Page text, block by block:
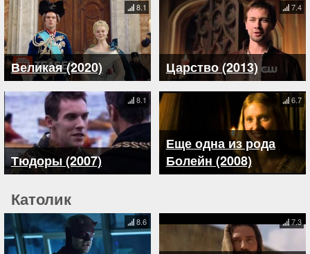
Великая (2020)
8.1
Царство (2013)
7.4
Тюдоры (2007)
8.1
Еще одна из рода
Болейн (2008)
6.7
Католик
8.6 7.3